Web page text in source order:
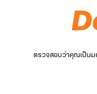
ตรวจสอบว่าคุณเป็นม